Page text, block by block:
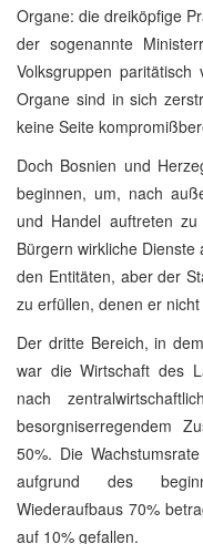
Organe: die dreiköpfige
der sogenannte
Volksgruppen
Organe sind in sich
keine Seite
Doch Bosnien und
beginnen, um, nach
und Handel auftreten
Bürgern wirkliche
den Entitäten, aber der
zu erfüllen, denen er
Der dritte Bereich, in
war die Wirtschaft des
nach
besorgniserregendem
50%. Die
aufgrund des
Wiederaufbaus 70%
auf 10% gefallen.